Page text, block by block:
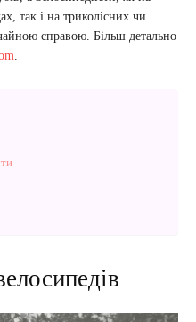
так і на триколісних чи
справою. Більш детально
.